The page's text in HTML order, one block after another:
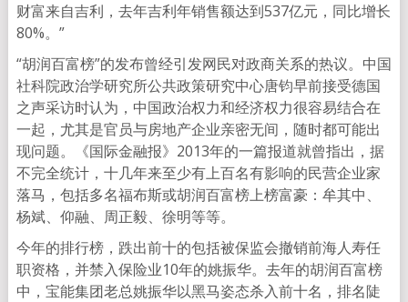
财富来自吉利，去年吉利年销售额达到537亿元，同比增长
80%。”
“胡润百富榜”的发布曾经引发网民对政商关系的热议。中国
社科院政治学研究所公共政策研究中心唐钧早前接受德国
之声采访时认为，中国政治权力和经济权力很容易结合在
一起，尤其是官员与房地产企业亲密无间，随时都可能出
现问题。《国际金融报》2013年的一篇报道就曾指出，据
不完全统计，十几年来至少有上百名有影响的民营企业家
落马，包括多名福布斯或胡润百富榜上榜富豪：牟其中、
杨斌、仰融、周正毅、徐明等等。
今年的排行榜，跌出前十的包括被保监会撤销前海人寿任
职资格，并禁入保险业10年的姚振华。去年的胡润百富榜
中，宝能集团老总姚振华以黑马姿态杀入前十名，排名陡